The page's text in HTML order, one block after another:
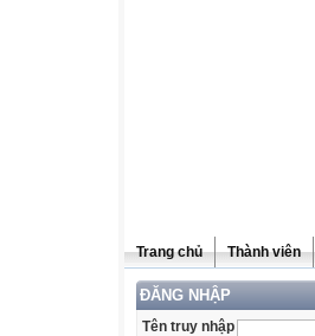
Trang chủ Thành viên
ĐĂNG NHẬP
Tên truy nhập